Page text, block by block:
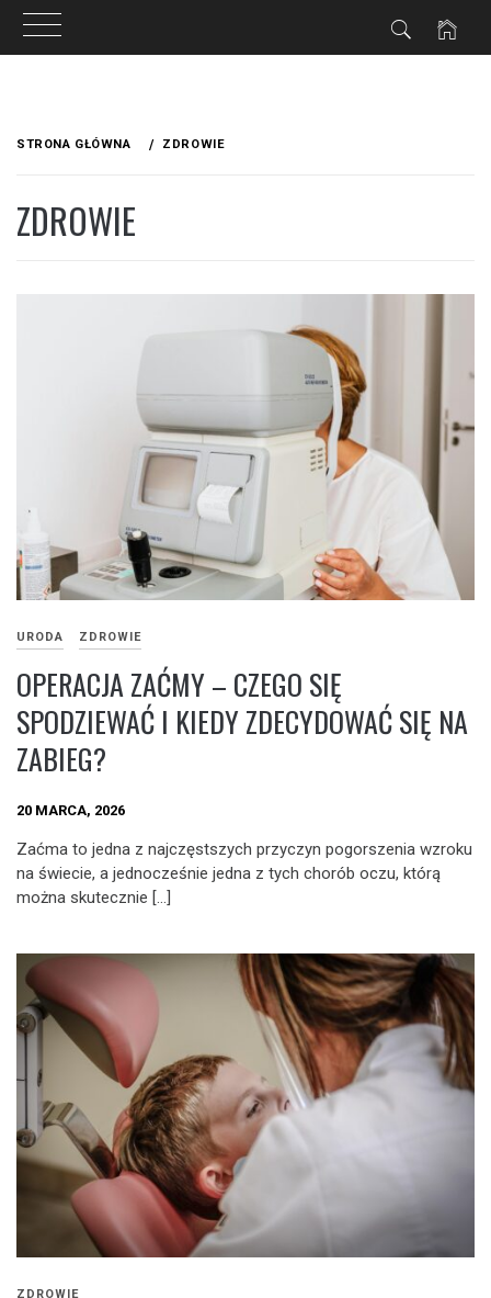
STRONA GŁÓWNA ZDROWIE
ZDROWIE
URODA ZDROWIE
OPERACJA ZAĆMY – CZEGO SIĘ
SPODZIEWAĆ I KIEDY ZDECYDOWAĆ SIĘ NA
ZABIEG?
20 MARCA, 2026
Zaćma to jedna z najczęstszych przyczyn pogorszenia wzroku
na świecie, a jednocześnie jedna z tych chorób oczu, którą
można skutecznie […]
ZDROWIE